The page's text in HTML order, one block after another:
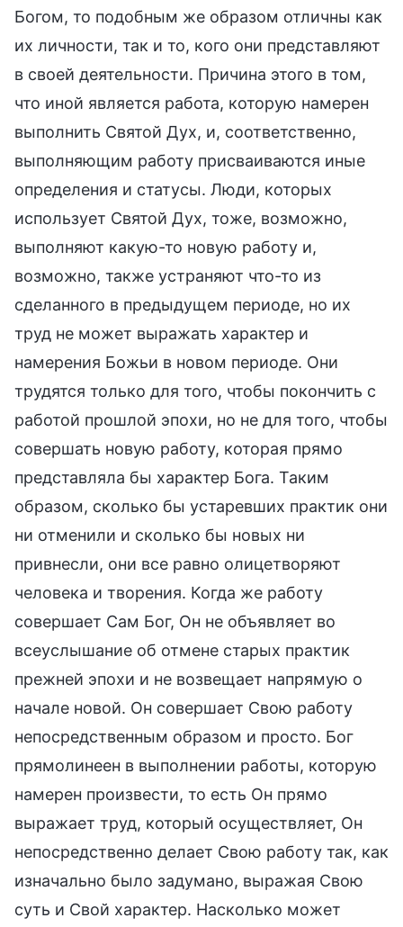
Богом, то подобным же образом отличны как
их личности, так и то, кого они представляют
в своей деятельности. Причина этого в том,
что иной является работа, которую намерен
выполнить Святой Дух, и, соответственно,
выполняющим работу присваиваются иные
определения и статусы. Люди, которых
использует Святой Дух, тоже, возможно,
выполняют какую-то новую работу и,
возможно, также устраняют что-то из
сделанного в предыдущем периоде, но их
труд не может выражать характер и
намерения Божьи в новом периоде. Они
трудятся только для того, чтобы покончить с
работой прошлой эпохи, но не для того, чтобы
совершать новую работу, которая прямо
представляла бы характер Бога. Таким
образом, сколько бы устаревших практик они
ни отменили и сколько бы новых ни
привнесли, они все равно олицетворяют
человека и творения. Когда же работу
совершает Сам Бог, Он не объявляет во
всеуслышание об отмене старых практик
прежней эпохи и не возвещает напрямую о
начале новой. Он совершает Свою работу
непосредственным образом и просто. Бог
прямолинеен в выполнении работы, которую
намерен произвести, то есть Он прямо
выражает труд, который осуществляет, Он
непосредственно делает Свою работу так, как
изначально было задумано, выражая Свою
суть и Свой характер. Насколько может